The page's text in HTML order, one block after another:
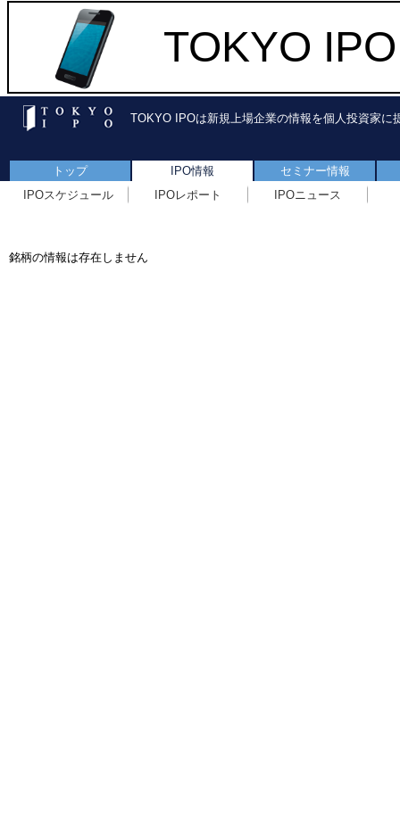
TOKYO
TOKYO IPOは新規上場企業の情報を個人投資家に
トップ IPO情報
セミナー情報
IPOスケジュール
IPOレポート IPOニュース
銘柄の情報は存在しません